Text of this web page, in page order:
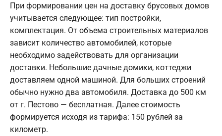
При формировании цен на доставку брусовых домов
учитывается следующее: тип постройки,
комплектация. От объема строительных материалов
зависит количество автомобилей, которые
необходимо задействовать для организации
доставки. Небольшие дачные домики, коттеджи
доставляем одной машиной. Для больших строений
обычно нужно два автомобиля. Доставка до 500 км
от г. Пестово — бесплатная. Далее стоимость
формируется исходя из тарифа: 150 рублей за
километр.